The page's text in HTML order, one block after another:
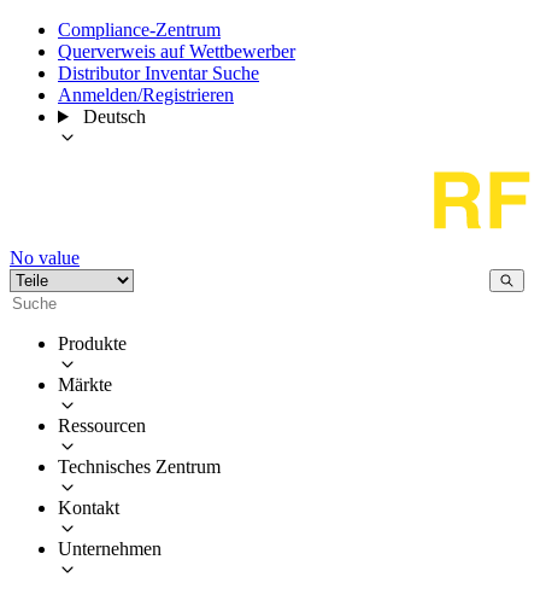
Compliance-Zentrum
Querverweis auf Wettbewerber
Distributor Inventar Suche
Anmelden/Registrieren
Deutsch
No value
Produkte
Märkte
Ressourcen
Technisches Zentrum
Kontakt
Unternehmen